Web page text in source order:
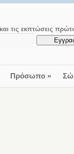
τις εκπτώσεις
Πρόσωπο»